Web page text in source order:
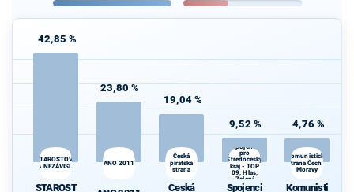
42,85 %
STAROSTOVÉ
A NEZÁVISLÍ
STAROST
23,80 %
ANO 2011
19,04 %
Česká
pirátská
strana
Česká
9,52 %
Spojenci
pro
Středočeský
kraj - TOP
09, Hlas,
Zelení
Spojenci
4,76 %
Komunistická
strana Čech a
Moravy
Komunisti